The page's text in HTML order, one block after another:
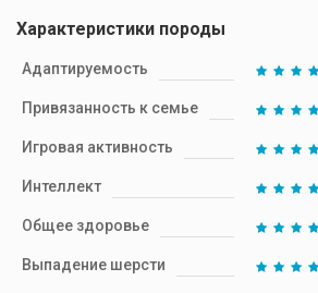
Характеристики породы
Адаптируемость
Привязанность к семье
Игровая активность
Интеллект
Общее здоровье
Выпадение шерсти